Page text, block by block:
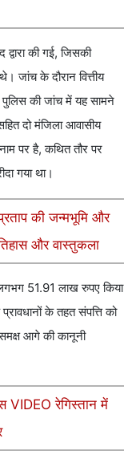
की गई, जिसकी
जांच के दौरान वित्तीय
की जांच में यह सामने
दो मंजिला आवासीय
पर है, कथित तौर पर
गया था।
की जन्मभूमि और
और वास्तुकला
लगभग 51.91 लाख रुपए किया
के तहत संपत्ति को
समक्ष आगे की कानूनी
VIDEO रेगिस्तान में